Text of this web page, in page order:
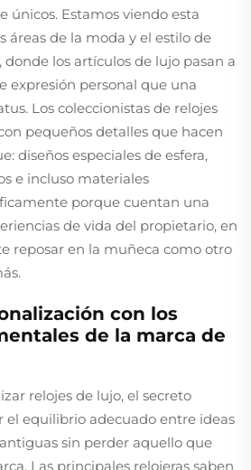
únicos. Estamos viendo esta
áreas de la moda y el estilo de
los artículos de lujo pasan a
expresión personal que una
Los coleccionistas de relojes
pequeños detalles que hacen
diseños especiales de esfera,
e incluso materiales
porque cuentan una
de vida del propietario, en
reposar en la muñeca como otro
con los
de la marca de
relojes de lujo, el secreto
el equilibrio adecuado entre ideas
sin perder aquello que
Las principales relojeras saben